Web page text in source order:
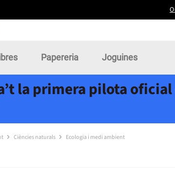
Papereria Joguines
la primera pilota oficial
Ciències naturals Ecologia i medi ambient